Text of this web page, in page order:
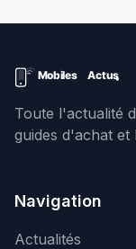
Toute l'actualité
guides d'achat et
Navigation
Actualités